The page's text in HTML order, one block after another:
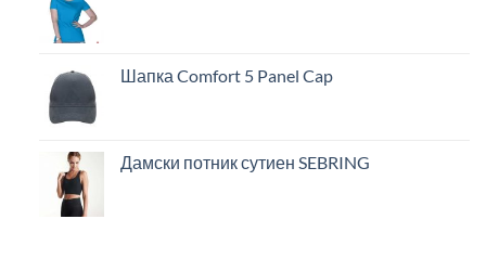
Шапка Comfort 5 Panel Cap
Дамски потник сутиен SEBRING